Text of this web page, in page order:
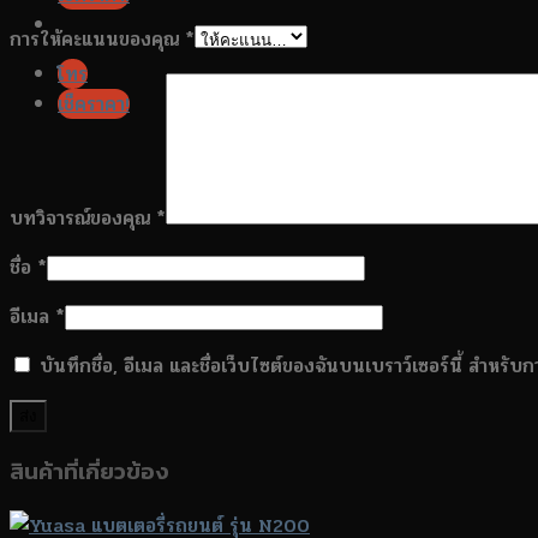
โทร
เช็คราคา!
การให้คะแนนของคุณ *
บทวิจารณ์ของคุณ *
ชื่อ *
อีเมล *
บันทึกชื่อ, อีเมล และชื่อเว็บไซต์ของฉันบนเบราว์เซอร์นี้ สำหรับ
สินค้าที่เกี่ยวข้อง